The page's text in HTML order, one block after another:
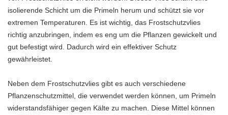
isolierende Schicht um die Primeln herum und schützt sie vor
extremen Temperaturen. Es ist wichtig, das Frostschutzvlies
richtig anzubringen, indem es eng um die Pflanzen gewickelt und
gut befestigt wird. Dadurch wird ein effektiver Schutz
gewährleistet.
Neben dem Frostschutzvlies gibt es auch verschiedene
Pflanzenschutzmittel, die verwendet werden können, um Primeln
widerstandsfähiger gegen Kälte zu machen. Diese Mittel können